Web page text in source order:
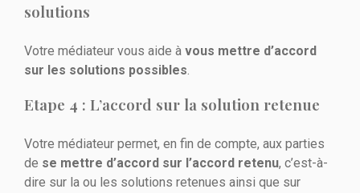
solutions
Votre médiateur vous aide à vous mettre d’accord
sur les solutions possibles.
Etape 4 : L’accord sur la solution retenue
Votre médiateur permet, en fin de compte, aux parties
de se mettre d’accord sur l’accord retenu, c’est-à-
dire sur la ou les solutions retenues ainsi que sur